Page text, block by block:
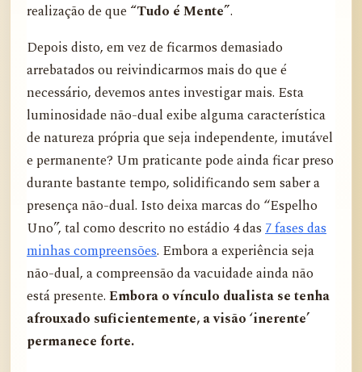
realização de que “Tudo é Mente”.
Depois disto, em vez de ficarmos demasiado
arrebatados ou reivindicarmos mais do que é
necessário, devemos antes investigar mais. Esta
luminosidade não-dual exibe alguma característica
de natureza própria que seja independente, imutável
e permanente? Um praticante pode ainda ficar preso
durante bastante tempo, solidificando sem saber a
presença não-dual. Isto deixa marcas do “Espelho
Uno”, tal como descrito no estádio 4 das7 fases das
minhas compreensões. Embora a experiência seja
não-dual, a compreensão da vacuidade ainda não
está presente. Embora o vínculo dualista se tenha
afrouxado suficientemente, a visão ‘inerente’
permanece forte.